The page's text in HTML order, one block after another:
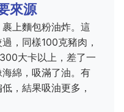
來源
上麵包粉油炸。這
，同樣100克豬肉，
大卡以上，差了一
綿，吸滿了油。有
，結果吸油更多，